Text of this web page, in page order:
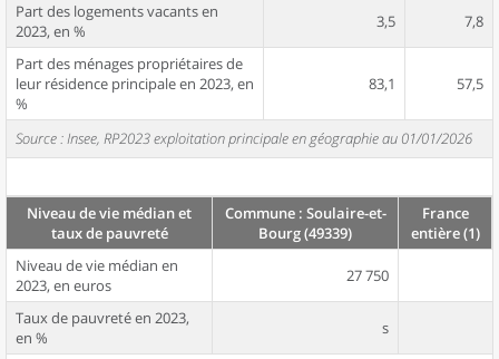
Part des logements vacants en
2023, en %
3,5 7,8
Part des ménages propriétaires de
leur résidence principale en 2023, en
%
83,1 57,5
Source : Insee, RP2023 exploitation principale en géographie au 01/01/2026
Niveau de vie médian et
taux de pauvreté
Commune : Soulaire-et-
Bourg (49339)
France
entière (1)
Niveau de vie médian en
2023, en euros
27 750
Taux de pauvreté en 2023,
en %
s